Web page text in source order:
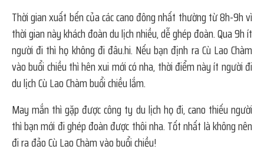
Thời gian xuất bến của các cano đông nhất thường từ 8h-9h vì
thời gian này khách đoàn du lịch nhiều, dễ ghép đoàn. Qua 9h ít
người đi thì họ không đi đâu.hi. Nếu bạn định ra Cù Lao Chàm
vào buổi chiều thì hên xui mới có nha, thời điểm này ít người đi
du lịch Cù Lao Chàm buổi chiều lắm.
May mắn thì gặp được công ty du lịch họ đi, cano thiếu người
thì bạn mới đi ghép đoàn được thôi nha. Tốt nhất là không nên
đi ra đảo Cù Lao Chàm vào buổi chiều!